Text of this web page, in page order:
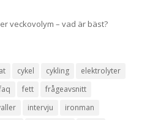
veckovolym – vad är bäst?
cykel cykling
elektrolyter
fett
frågeavsnitt
intervju
ironman